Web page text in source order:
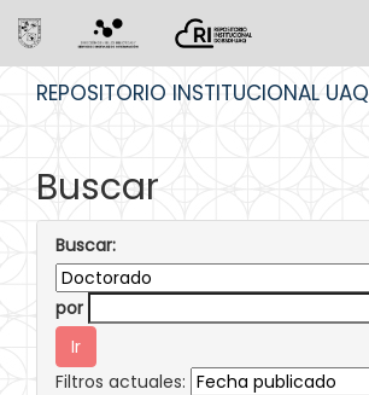
REPOSITORIO INSTITUCIONAL UAQ
Buscar
Buscar:
por
Filtros actuales: